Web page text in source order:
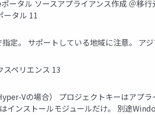
ータル ソースアプライアンス作成 ＠移
ータル 11
定。 サポートしている地域に注意。 ア
スペリエンス 13
Vの場合） プロジェクトキーはアプ
インストールモジュールだけ。 別途